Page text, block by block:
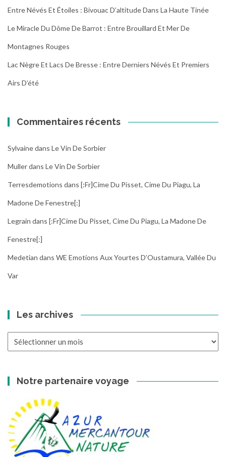
Entre Névés Et Étoiles : Bivouac D’altitude Dans La Haute Tinée
Le Miracle Du Dôme De Barrot : Entre Brouillard Et Mer De
Montagnes Rouges
Lac Nègre Et Lacs De Bresse : Entre Derniers Névés Et Premiers
Airs D’été
Commentaires récents
Sylvainedans Le Vin De Sorbier
Mullerdans Le Vin De Sorbier
Terresdemotions dans [:fr]Cime Du Pisset, Cime Du Piagu, La
Madone De Fenestre[:]
Legrain dans [:fr]Cime Du Pisset, Cime Du Piagu, La Madone De
Fenestre[:]
Medetian dans WE Emotions Aux Yourtes D’Oustamura, Vallée Du
Var
Les archives
Notre partenaire voyage